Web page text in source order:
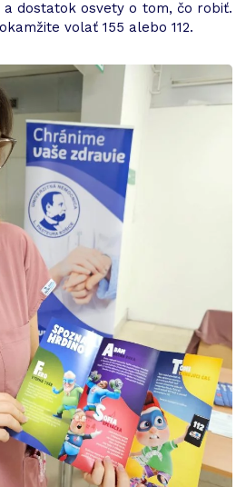
dostatok osvety o tom, čo robiť.
volať 155 alebo 112.